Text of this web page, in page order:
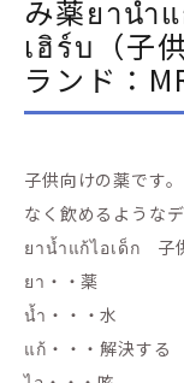
み薬ยาน้
เฮิร์บ（子
ランド：
子供向けの薬です
なく飲めるような
ยาน้ำแก้ไอเด็ก 子
ยา・・薬
น้ำ・・・水
แก้・・・解決する